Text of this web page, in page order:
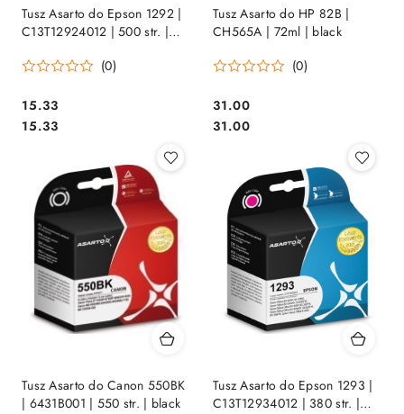
Tusz Asarto do Epson 1292 |
C13T12924012 | 500 str. |
(0)
Cena:
15.33
Cena:
15.33
Tusz Asarto do HP 82B |
CH565A | 72ml | black
(0)
Cena:
31.00
Cena:
31.00
Tusz Asarto do Canon 550BK
| 6431B001 | 550 str. | black
Tusz Asarto do Epson 1293 |
C13T12934012 | 380 str. |